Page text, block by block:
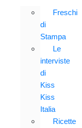
Freschi
di
Stampa
Le
interviste
di
Kiss
Kiss
Italia
Ricette